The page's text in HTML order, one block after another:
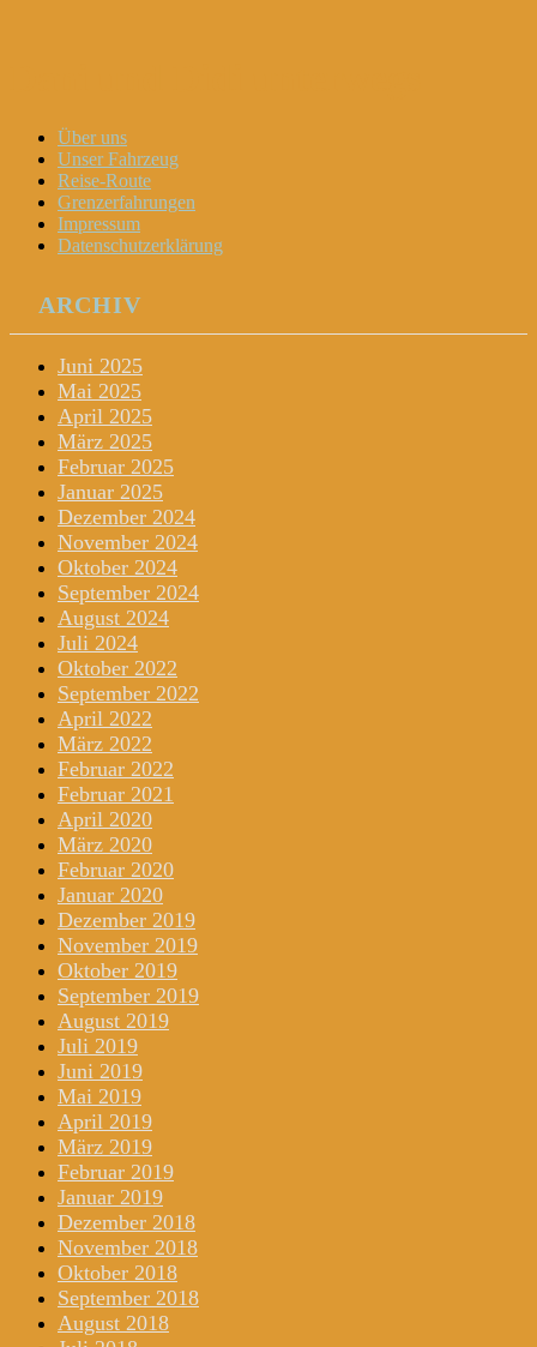
Menu
Widgets
Search
Skip
content
Über uns
Unser Fahrzeug
Reise-Route
Grenzerfahrungen
Impressum
Datenschutzerklärung
ARCHIV
Juni 2025
Mai 2025
April 2025
März 2025
Februar 2025
Januar 2025
Dezember 2024
November 2024
Oktober 2024
September 2024
August 2024
Juli 2024
Oktober 2022
September 2022
April 2022
März 2022
Februar 2022
Februar 2021
April 2020
März 2020
Februar 2020
Januar 2020
Dezember 2019
November 2019
Oktober 2019
September 2019
August 2019
Juli 2019
Juni 2019
Mai 2019
April 2019
März 2019
Februar 2019
Januar 2019
Dezember 2018
November 2018
Oktober 2018
September 2018
August 2018